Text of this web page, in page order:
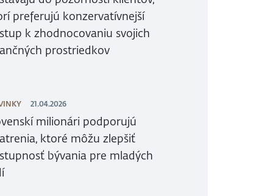
preferujú konzervatívnejší
k zhodnocovaniu svojich
prostriedkov
21.04.2026
milionári podporujú
ktoré môžu zlepšiť
bývania pre mladých